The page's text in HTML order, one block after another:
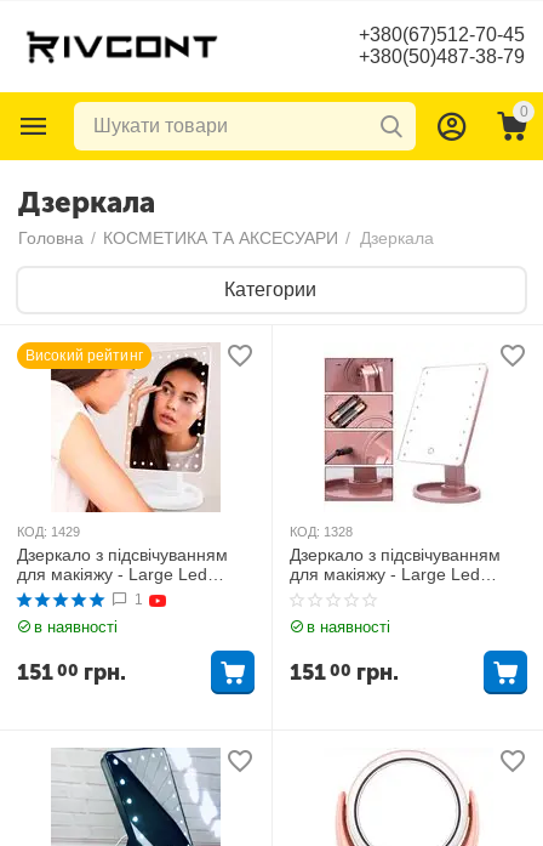
+380(67)512-70-45
+380(50)487-38-79
0
Дзеркала
Головна / КОСМЕТИКА ТА АКСЕСУАРИ / Дзеркала
Категории
Високий рейтинг
КОД: 1429
Дзеркало з підсвічуванням
для макіяжу - Large Led
Mirror Білий
1
в наявності
15100 грн.
КОД: 1328
Дзеркало з підсвічуванням
для макіяжу - Large Led
Mirror Рожевий
в наявності
15100 грн.